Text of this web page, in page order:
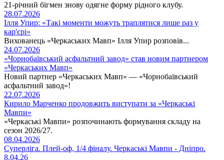
21-річний бігмен знову одягне форму рідного клубу.
28.07.2026
Ілля Упир: «Такі моменти можуть траплятися лише раз у
кар'єрі»
Вихованець «Черкаських Мавп» Ілля Упир розповів...
24.07.2026
«Чорнобаївський асфальтний завод» став новим партнером
«Черкаських Мавп»
Новий партнер «Черкаських Мавп» — «Чорнобаївський
асфальтний завод»!
22.07.2026
Кирило Марченко продовжить виступати за «Черкаські
Мавпи»
«Черкаські Мавпи» розпочинають формування складу на
сезон 2026/27.
08.04.2026
Суперліга. Плей-оф, 1/4 фіналу. Черкаські Мавпи - Дніпро.
8.04.26